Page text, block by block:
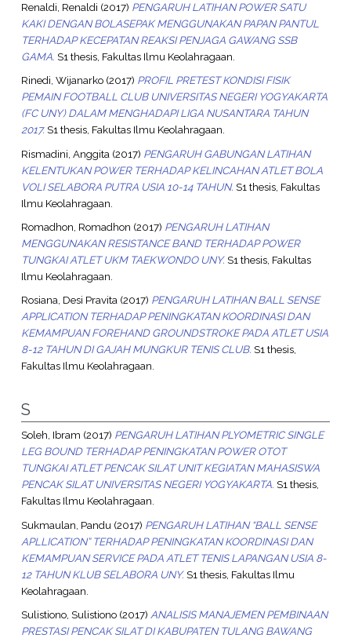
Renaldi, Renaldi (2017) PENGARUH LATIHAN POWER SATU
KAKI DENGAN BOLASEPAK MENGGUNAKAN PAPAN PANTUL
TERHADAP KECEPATAN REAKSI PENJAGA GAWANG SSB
GAMA. S1 thesis, Fakultas Ilmu Keolahragaan.
Rinedi, Wijanarko(2017) PROFIL PRETEST KONDISI FISIK
PEMAIN FOOTBALL CLUB UNIVERSITAS NEGERI YOGYAKARTA
(FC UNY) DALAM MENGHADAPI LIGA NUSANTARA TAHUN
2017.S1 thesis, Fakultas Ilmu Keolahragaan.
Rismadini, Anggita (2017) PENGARUH GABUNGAN LATIHAN
KELENTUKAN POWER TERHADAP KELINCAHAN ATLET BOLA
VOLI SELABORA PUTRA USIA 10-14 TAHUN. S1 thesis, Fakultas
Ilmu Keolahragaan.
Romadhon, Romadhon (2017) PENGARUH LATIHAN
MENGGUNAKAN RESISTANCE BAND TERHADAP POWER
TUNGKAI ATLET UKM TAEKWONDO UNY.S1 thesis, Fakultas
Ilmu Keolahragaan.
Rosiana, Desi Pravita(2017) PENGARUH LATIHAN BALL SENSE
APPLICATION TERHADAP PENINGKATAN KOORDINASI DAN
KEMAMPUAN FOREHAND GROUNDSTROKE PADA ATLET USIA
8-12 TAHUN DI GAJAH MUNGKUR TENIS CLUB. S1 thesis,
Fakultas Ilmu Keolahragaan.
S
Soleh, Ibram (2017) PENGARUH LATIHAN PLYOMETRIC SINGLE
LEG BOUND TERHADAP PENINGKATAN POWER OTOT
TUNGKAI ATLET PENCAK SILAT UNIT KEGIATAN MAHASISWA
PENCAK SILAT UNIVERSITAS NEGERI YOGYAKARTA. S1 thesis,
Fakultas Ilmu Keolahragaan.
Sukmaulan, Pandu (2017) PENGARUH LATIHAN “BALL SENSE
APLLICATION” TERHADAP PENINGKATAN KOORDINASI DAN
KEMAMPUAN SERVICE PADA ATLET TENIS LAPANGAN USIA 8-
12 TAHUN KLUB SELABORA UNY.S1 thesis, Fakultas Ilmu
Keolahragaan.
Sulistiono, Sulistiono(2017) ANALISIS MANAJEMEN PEMBINAAN
PRESTASI PENCAK SILAT DI KABUPATEN TULANG BAWANG